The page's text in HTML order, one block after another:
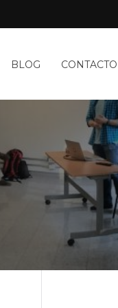
BLOG CONTACTO